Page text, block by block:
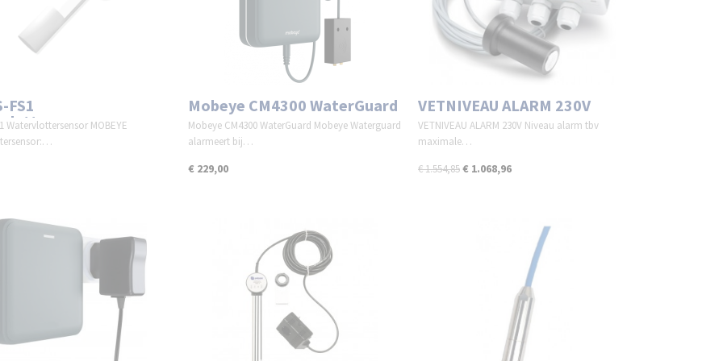
FS1
Watervlottersensor MOBEYE
Mobeye CM4300 WaterGuard
Mobeye CM4300 WaterGuard Mobeye Waterguard
alarmeert bij…
€ 229,00
VETNIVEAU ALARM 230V
VETNIVEAU ALARM 230V Niveau alarm tbv
maximale…
€ 1.554,85€ 1.068,96